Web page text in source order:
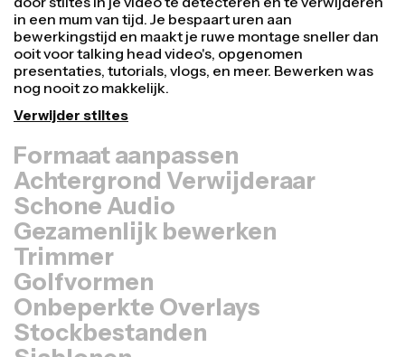
Hergebruik video's sneller en maak ze professioneler
met onze Resize Canvas functie! In slechts een paar
klikken kun je één video aanpassen naar de juiste
grootte voor elk ander platform, of het nu TikTok,
YouTube, Instagram, Twitter, Linkedin of ergens anders
is.
Video formaat aanpassen
Achtergrond Verwijderaar
Schone Audio
Gezamenlijk bewerken
Trimmer
Golfvormen
Onbeperkte Overlays
Stockbestanden
Sjablonen